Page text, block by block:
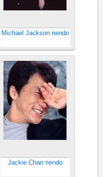
Michael Jackson riendo
Jackie Chan riendo